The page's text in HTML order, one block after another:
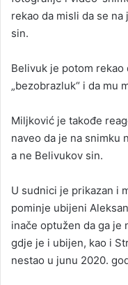
rekao da misli da se
sin.
Belivuk je potom
„bezobrazluk“ i da mu
Miljković je takođe
naveo da je na snimku
a ne Belivukov sin.
U sudnici je prikazan i
pominje ubijeni
inače optužen da ga je
gdje je i ubijen, kao i
nestao u junu 2020.